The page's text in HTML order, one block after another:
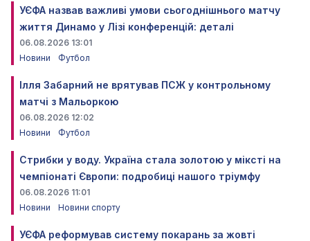
УЄФА назвав важливі умови сьогоднішнього матчу
життя Динамо у Лізі конференцій: деталі
06.08.2026 13:01
Новини
Футбол
Ілля Забарний не врятував ПСЖ у контрольному
матчі з Мальоркою
06.08.2026 12:02
Новини
Футбол
Стрибки у воду. Україна стала золотою у міксті на
чемпіонаті Європи: подробиці нашого тріумфу
06.08.2026 11:01
Новини
Новини спорту
УЄФА реформував систему покарань за жовті